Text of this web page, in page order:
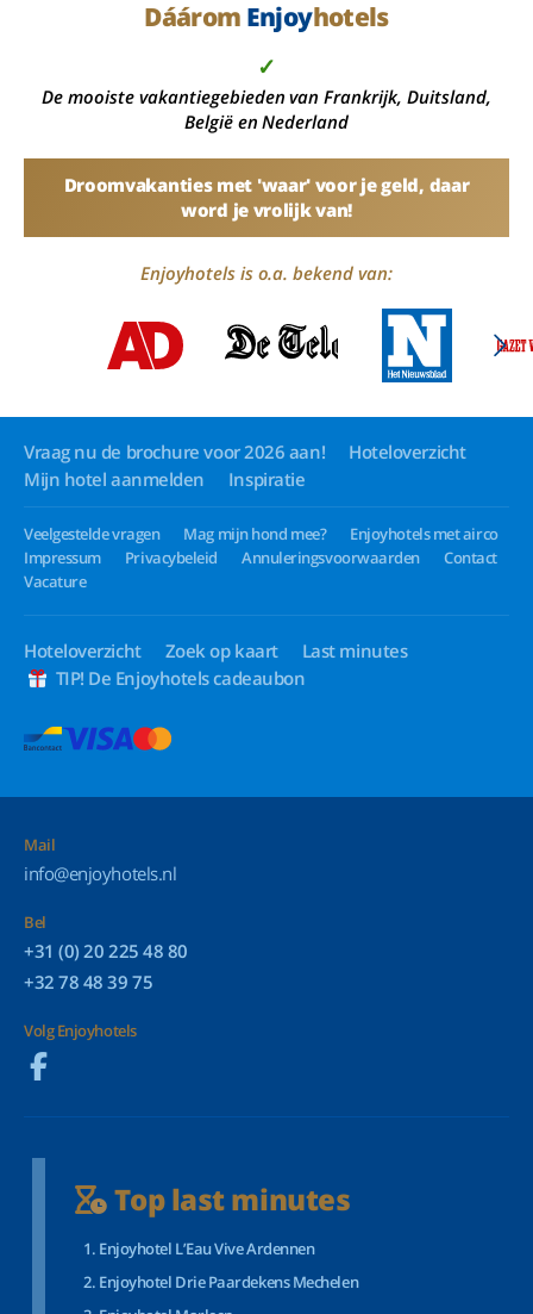
Dáárom Enjoyhotels
✓
De mooiste vakantiegebieden van Frankrijk, Duitsland,
België en Nederland
Droomvakanties met 'waar' voor je geld, daar
word je vrolijk van!
Enjoyhotels is o.a. bekend van:
Vraag nu de brochure voor 2026 aan!
Hoteloverzicht
Mijn hotel aanmelden
Inspiratie
Veelgestelde vragen Mag mijn hond mee?
Enjoyhotels met airco
Impressum
Privacybeleid Annuleringsvoorwaarden
Contact
Vacature
Hoteloverzicht Zoek op kaart
Last minutes
TIP! De Enjoyhotels cadeaubon
Mail
info@enjoyhotels.nl
Bel
+31 (0) 20 225 48 80
+32 78 48 39 75
Volg Enjoyhotels
Top last minutes
Enjoyhotel L’Eau Vive Ardennen
Enjoyhotel Drie Paardekens Mechelen